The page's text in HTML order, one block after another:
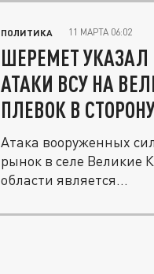
ПОЛИТИКА 11 МАРТА 06:02
ШЕРЕМЕТ
АТАКИ ВСУ НА
ПЛЕВОК В
Атака вооруженных
рынок в селе Великие
области является...